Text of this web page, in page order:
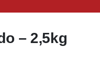
– 2,5kg